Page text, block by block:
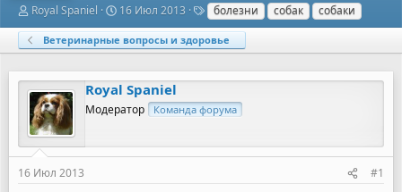
А
т
о
т
е
м
ы
Royal Spaniel
Д
т
а
а
ч
а
16 Июл 2013
Т
е
г
и
болезни собак собаки
Ветеринарные вопросы и здоровье
Royal Spaniel
Модератор Команда форума
16 Июл 2013 #1